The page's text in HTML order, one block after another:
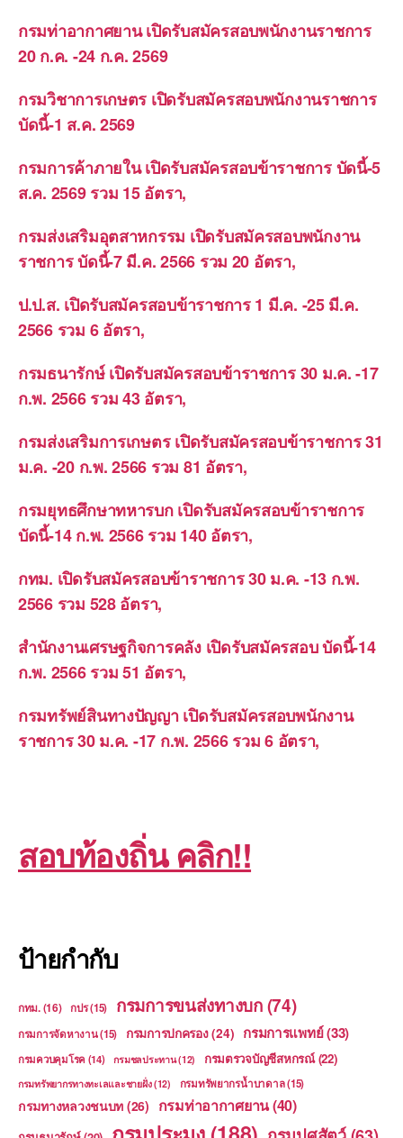
กรมท่าอากาศยาน เปิดรับสมัครสอบพนักงานราชการ
20 ก.ค. -24 ก.ค. 2569
กรมวิชาการเกษตร เปิดรับสมัครสอบพนักงานราชการ
บัดนี้-1 ส.ค. 2569
กรมการค้าภายใน เปิดรับสมัครสอบข้าราชการ บัดนี้-5
ส.ค. 2569 รวม 15 อัตรา,
กรมส่งเสริมอุตสาหกรรม เปิดรับสมัครสอบพนักงาน
ราชการ บัดนี้-7 มี.ค. 2566 รวม 20 อัตรา,
ป.ป.ส. เปิดรับสมัครสอบข้าราชการ 1 มี.ค. -25 มี.ค.
2566 รวม 6 อัตรา,
กรมธนารักษ์ เปิดรับสมัครสอบข้าราชการ 30 ม.ค. -17
ก.พ. 2566 รวม 43 อัตรา,
กรมส่งเสริมการเกษตร เปิดรับสมัครสอบข้าราชการ 31
ม.ค. -20 ก.พ. 2566 รวม 81 อัตรา,
กรมยุทธศึกษาทหารบก เปิดรับสมัครสอบข้าราชการ
บัดนี้-14 ก.พ. 2566 รวม 140 อัตรา,
กทม. เปิดรับสมัครสอบข้าราชการ 30 ม.ค. -13 ก.พ.
2566 รวม 528 อัตรา,
สำนักงานเศรษฐกิจการคลัง เปิดรับสมัครสอบ บัดนี้-14
ก.พ. 2566 รวม 51 อัตรา,
กรมทรัพย์สินทางปัญญา เปิดรับสมัครสอบพนักงาน
ราชการ 30 ม.ค. -17 ก.พ. 2566 รวม 6 อัตรา,
สอบท้องถิ่น คลิก!!
ป้ายกำกับ
กทม.(16) กปร(15) กรมการขนส่งทางบก(74)
กรมการจัดหางาน(15) กรมการปกครอง(24) กรมการแพทย์(33)
กรมควบคุมโรค (14) กรมชลประทาน(12) กรมตรวจบัญชีสหกรณ์(22)
กรมทรัพยากรทางทะเลและชายฝั่ง(12) กรมทรัพยากรน้ำบาดาล(15)
กรมทางหลวงชนบท (26) กรมท่าอากาศยาน(40)